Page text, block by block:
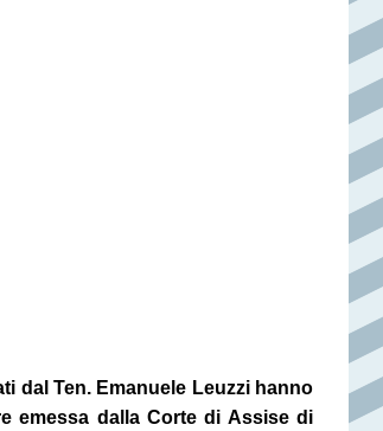
dal Ten. Emanuele Leuzzi hanno
emessa dalla Corte di Assise di